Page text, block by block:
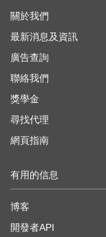
關於我們
最新消息及資訊
廣告查詢
聯絡我們
獎學金
尋找代理
網頁指南
有用的信息
博客
開發者API